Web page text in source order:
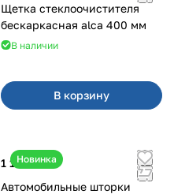
Щетка стеклоочистителя
бескаркасная alca 400 мм
В наличии
В корзину
Новинка
1 100 ₽
Автомобильные шторки